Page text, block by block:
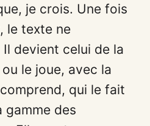
je crois. Une fois
le texte ne
Il devient celui de la
le joue, avec la
qui le fait
gamme des